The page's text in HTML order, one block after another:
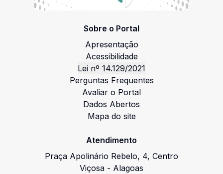
Sobre o Portal
Apresentação
Acessibilidade
Lei nº 14.129/2021
Perguntas Frequentes
Avaliar o Portal
Dados Abertos
Mapa do site
Atendimento
Praça Apolinário Rebelo, 4, Centro
Viçosa - Alagoas